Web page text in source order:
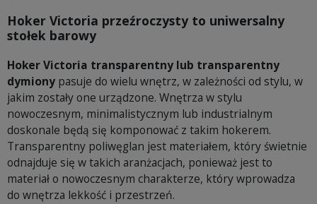
Hoker Victoria przeźroczysty to uniwersalny
stołek barowy
Hoker Victoria transparentny lub transparentny
dymiony pasuje do wielu wnętrz, w zależności od stylu, w
jakim zostały one urządzone. Wnętrza w stylu
nowoczesnym, minimalistycznym lub industrialnym
doskonale będą się komponować z takim hokerem.
Transparentny poliwęglan jest materiałem, który świetnie
odnajduje się w takich aranżacjach, ponieważ jest to
materiał o nowoczesnym charakterze, który wprowadza
do wnętrza lekkość i przestrzeń.